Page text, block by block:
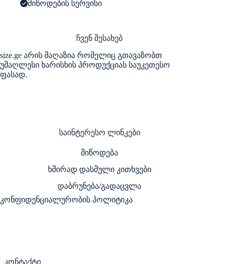
მიწოდების სერვისი
ჩვენ შესახებ
size.ge არის მაღაზია რომელიც გთავაზობთ
უმაღლესი ხარისხის პროდუქციას საუკეთესო
ფასად.
საინტერესო ლინკები
მიწოდება
ხშირად დასმული კითხვები
დაბრუნება/გადაცვლა
კონფიდენციალურობის პოლიტიკა
კონტაქტი